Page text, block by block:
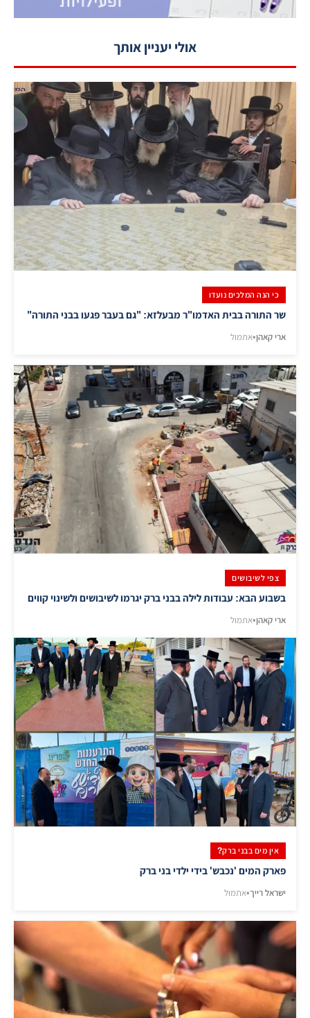
אולי יעניין אותך
כי הנה המלכים נועדו
שר התורה בבית האדמו"ר מבעלזא: "גם בעבר פגעו בבני התורה"
ארי קאהן•אתמול
צפי לשיבושים
בשבוע הבא: עבודות לילה בבני ברק יגרמו לשיבושים ולשינוי קווים
ארי קאהן•אתמול
אין מים בבני ברק?
פארק המים 'נכבש' בידי ילדי בני ברק
ישראל רייך•אתמול